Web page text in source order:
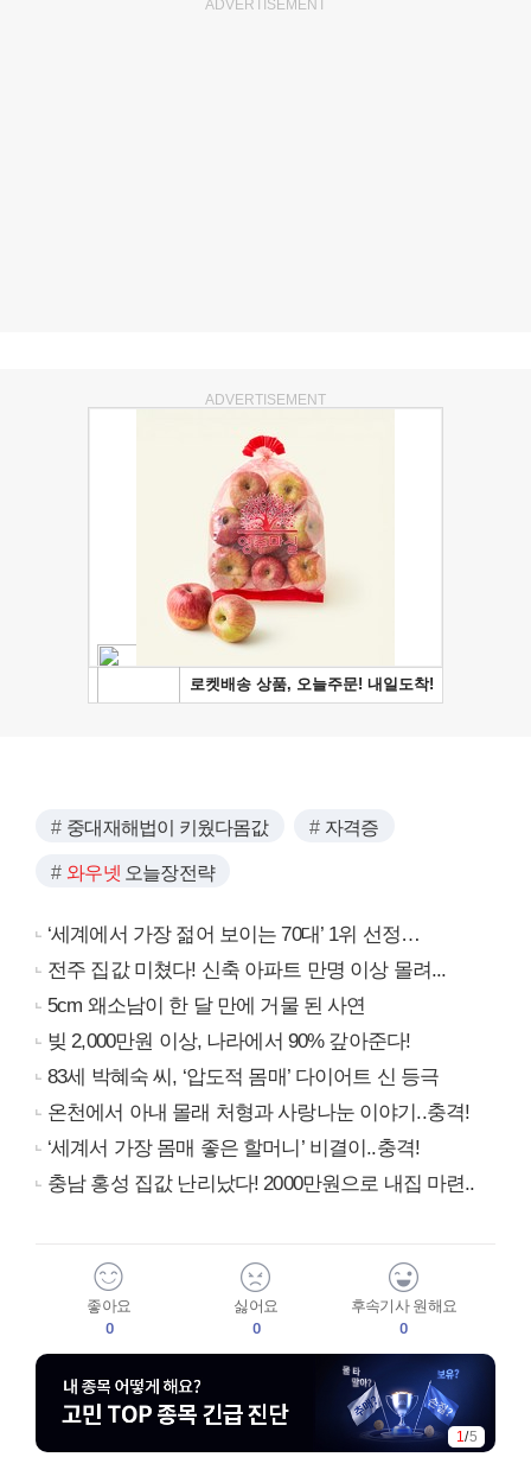
ADVERTISEMENT
ADVERTISEMENT
중대재해법이 키웠다몸값 자격증
와우넷 오늘장전략
‘세계에서 가장 젊어 보이는 70대’ 1위 선정…
전주 집값 미쳤다! 신축 아파트 만명 이상 몰려...
5cm 왜소남이 한 달 만에 거물 된 사연
빚 2,000만원 이상, 나라에서 90% 갚아준다!
83세 박혜숙 씨, ‘압도적 몸매’ 다이어트 신 등극
온천에서 아내 몰래 처형과 사랑나눈 이야기..충격!
‘세계서 가장 몸매 좋은 할머니’ 비결이..충격!
충남 홍성 집값 난리났다! 2000만원으로 내집 마련..
좋아요
0
싫어요
0
후속기사 원해요
0
1/5